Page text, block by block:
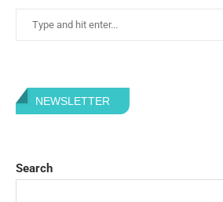
NEWSLETTER
Search